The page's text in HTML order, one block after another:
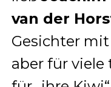
van der
Gesichter
aber für viele